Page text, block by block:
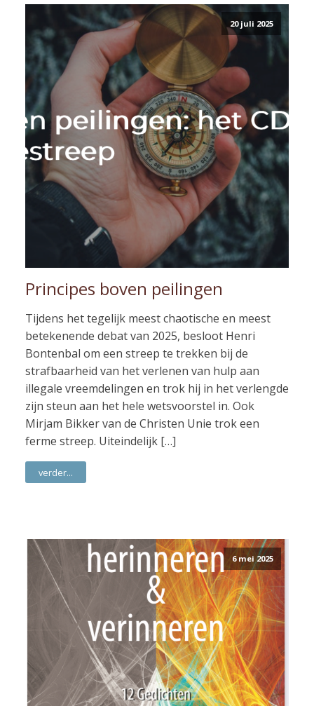
20 juli 2025
Principes boven peilingen
Tijdens het tegelijk meest chaotische en meest
betekenende debat van 2025, besloot Henri
Bontenbal om een streep te trekken bij de
strafbaarheid van het verlenen van hulp aan
illegale vreemdelingen en trok hij in het verlengde
zijn steun aan het hele wetsvoorstel in. Ook
Mirjam Bikker van de Christen Unie trok een
ferme streep. Uiteindelijk […]
verder...
6 mei 2025